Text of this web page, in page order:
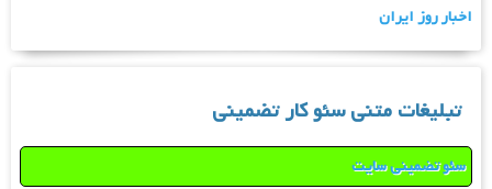
اخبار روز ایران
تبلیغات متنی سئو کار تضمینی
سئو تضمینی سایت